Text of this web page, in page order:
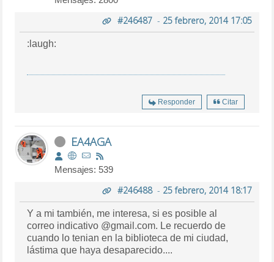
#246487- 25 febrero, 2014 17:05
:laugh:
Responder Citar
EA4AGA
Mensajes: 539
#246488- 25 febrero, 2014 18:17
Y a mi también, me interesa, si es posible al
correo indicativo @gmail.com. Le recuerdo de
cuando lo tenian en la biblioteca de mi ciudad,
lástima que haya desaparecido....